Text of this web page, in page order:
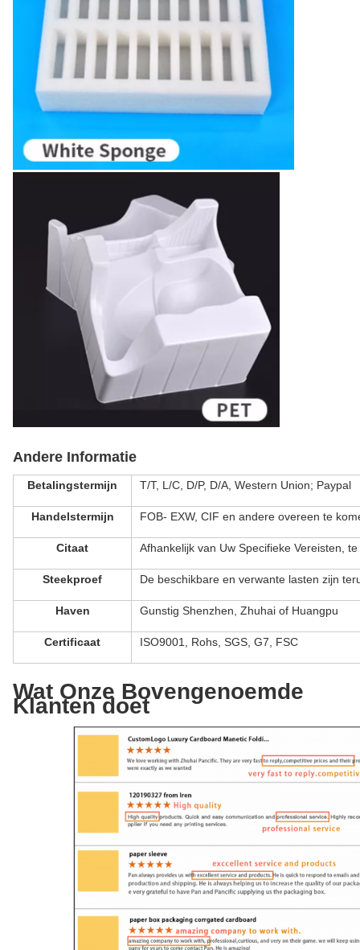
Andere Informatie
Betalingstermijn T/T, L/C, D/P, D/A, Western Union; Paypal
Handelstermijn FOB- EXW, CIF en andere overeen te
Citaat Afhankelijk van Uw Specifieke Vereisten, te
Steekproef De beschikbare en verwante lasten zijn
Haven Gunstig Shenzhen, Zhuhai of Huangpu
Certificaat ISO9001, Rohs, SGS, G7, FSC
Wat Onze Bovengenoemde
Klanten doet